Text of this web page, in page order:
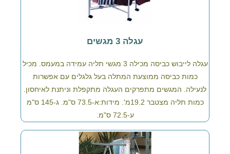
עגלה 3 מגשים
עגלה לייבוש כביסה מכילה 3 מגשי תליה עמידה במעמס. מכיל
כמות כביסה ממוצעת המתלה בעל גלגלים עם אפשרות
לנעילה. המגשים מתפרקים העגלה מתקפלת וניתנת לאיחסון.
כמות תליה מצטבר 19.2מ'. מידות:א-73.5 ס"מ. ג-145 ס"מ
ע-72.5 ס"מ.